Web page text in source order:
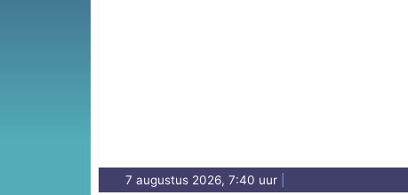
7 augustus 2026, 7:40 uur